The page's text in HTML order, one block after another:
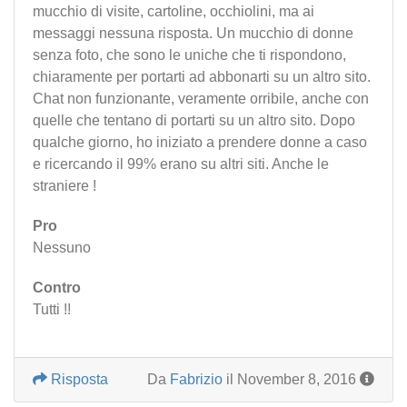
mucchio di visite, cartoline, occhiolini, ma ai
messaggi nessuna risposta. Un mucchio di donne
senza foto, che sono le uniche che ti rispondono,
chiaramente per portarti ad abbonarti su un altro sito.
Chat non funzionante, veramente orribile, anche con
quelle che tentano di portarti su un altro sito. Dopo
qualche giorno, ho iniziato a prendere donne a caso
e ricercando il 99% erano su altri siti. Anche le
straniere !
Pro
Nessuno
Contro
Tutti !!
Da Fabrizio il November 8, 2016
Risposta